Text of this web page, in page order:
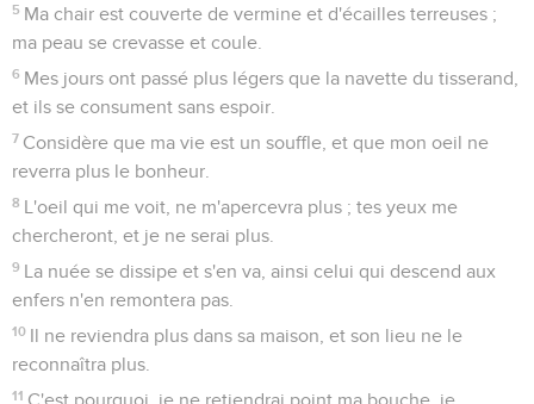
5 Ma chair est couverte de vermine et d'écailles terreuses ;
ma peau se crevasse et coule.
6 Mes jours ont passé plus légers que la navette du tisserand,
et ils se consument sans espoir.
7 Considère que ma vie est un souffle, et que mon oeil ne
reverra plus le bonheur.
8 L'oeil qui me voit, ne m'apercevra plus ; tes yeux me
chercheront, et je ne serai plus.
9 La nuée se dissipe et s'en va, ainsi celui qui descend aux
enfers n'en remontera pas.
10 Il ne reviendra plus dans sa maison, et son lieu ne le
reconnaîtra plus.
11 C'est pourquoi, je ne retiendrai point ma bouche, je